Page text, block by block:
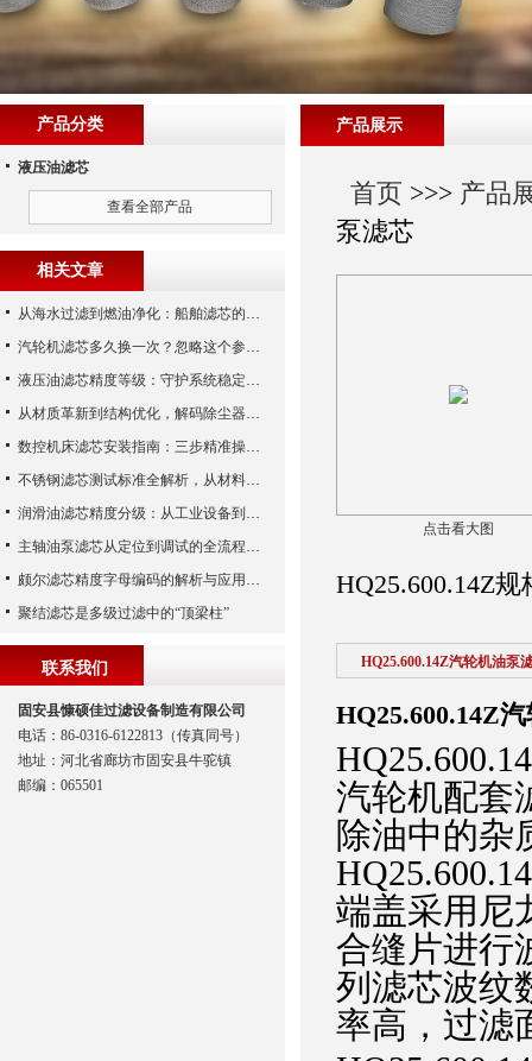
产品展示
首页 >>> 产品
泵滤芯
点击看大图
HQ25.600.14Z规
HQ25.600.14Z汽轮机油泵
HQ25.600.14Z
汽轮机配套
除油中的杂
端盖采用尼
合缝片进行
列滤芯波纹
率高，过滤
产品分类
液压油滤芯
查看全部产品
相关文章
从海水过滤到燃油净化：船舶滤芯的多场景应用解析
汽轮机滤芯多久换一次？忽略这个参数，机组非停损失可能上百万！
液压油滤芯精度等级：守护系统稳定与寿命的“微米标尺”
从材质革新到结构优化，解码除尘器滤芯性能跃升的核心逻辑
数控机床滤芯安装指南：三步精准操作，杜绝设备“亚健康”
不锈钢滤芯测试标准全解析，从材料性能到应用场景的严苛验证
润滑油滤芯精度分级：从工业设备到精密系统的过滤密码
主轴油泵滤芯从定位到调试的全流程解析
颇尔滤芯精度字母编码的解析与应用指南
聚结滤芯是多级过滤中的“顶梁柱”
联系我们
固安县慷硕佳过滤设备制造有限公司
电话：86-0316-6122813（传真同号）
地址：河北省廊坊市固安县牛驼镇
邮编：065501